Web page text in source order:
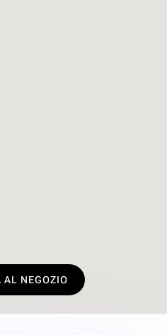
AL NEGOZIO